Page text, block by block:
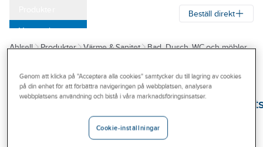
Varumärken
Kampanjer
Outlet
Branscher
Beställ direkt
Ahlsell Produkter Värme & Sanitet
Bad, Dusch, WC och möbler
CONTURA STEEL
EasyClean,
Prevex
Genom att klicka på "Acceptera alla cookies" samtycker du till lagring av cookies
på din enhet för att förbättra navigeringen på webbplatsen, analysera
webbplatsens användning och bistå i våra marknadsföringsinsatser.
Cookie-inställningar